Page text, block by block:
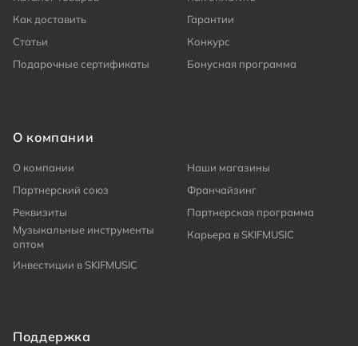
Как доставить
Гарантии
Статьи
Конкурс
Подарочные сертификаты
Бонусная программа
О компании
О компании
Наши магазины
Партнерский союз
Франчайзинг
Реквизиты
Партнерская программа
Музыкальные инструменты
оптом
Карьера в SKIFMUSIC
Инвестиции в SKIFMUSIC
Поддержка